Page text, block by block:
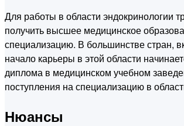
Для работы в области эндокринологии
получить высшее медицинское
специализацию. В большинстве стран,
начало карьеры в этой области
диплома в медицинском учебном
поступления на специализацию в
Нюансы